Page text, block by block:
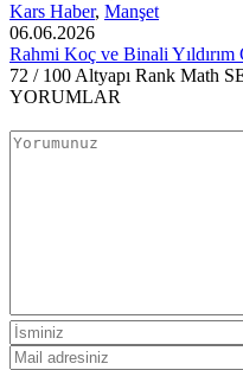
Kars Haber, Manşet
06.06.2026
Rahmi Koç ve Binali Yıldırım
72 / 100 Altyapı Rank Math
YORUMLAR